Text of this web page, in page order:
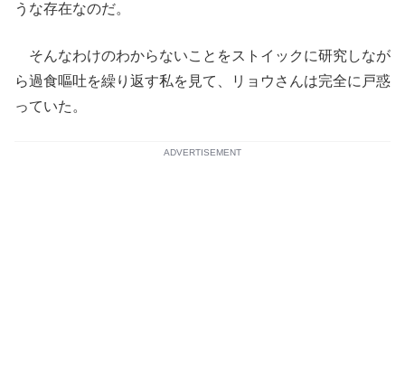
うな存在なのだ。
そんなわけのわからないことをストイックに研究しなが
ら過食嘔吐を繰り返す私を見て、リョウさんは完全に戸惑
っていた。
ADVERTISEMENT